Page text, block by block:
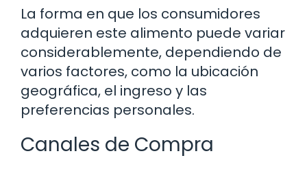
La forma en que los consumidores
adquieren este alimento puede variar
considerablemente, dependiendo de
varios factores, como la ubicación
geográfica, el ingreso y las
preferencias personales.
Canales de Compra